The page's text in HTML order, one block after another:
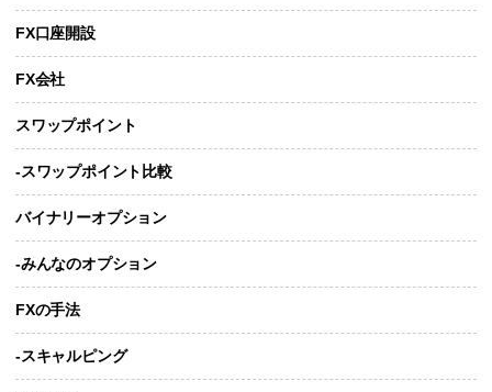
FX口座開設
FX会社
スワップポイント
-スワップポイント比較
バイナリーオプション
-みんなのオプション
FXの手法
-スキャルピング